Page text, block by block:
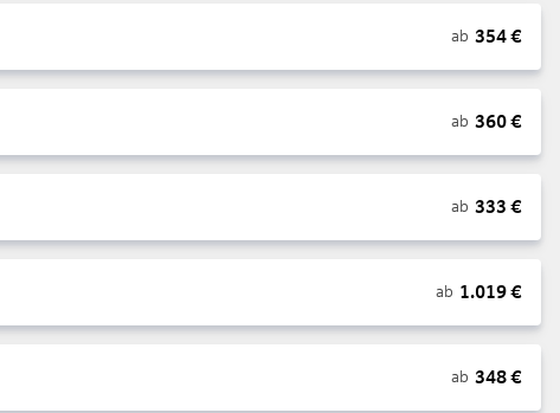
ab 354€
ab 360€
ab 333 €
ab 1.019€
ab 348€